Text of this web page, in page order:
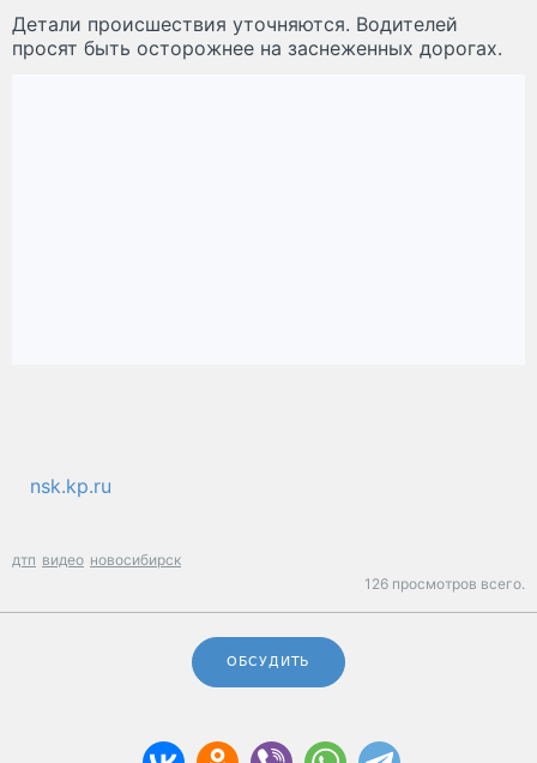
Детали происшествия уточняются. Водителей
просят быть осторожнее на заснеженных дорогах.
nsk.kp.ru
дтп видео новосибирск
126 просмотров всего.
ОБСУДИТЬ